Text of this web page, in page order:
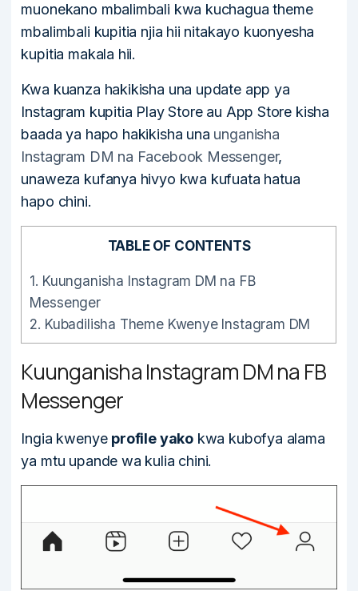
muonekano mbalimbali kwa kuchagua theme
mbalimbali kupitia njia hii nitakayo kuonyesha
kupitia makala hii.
Kwa kuanza hakikisha una update app ya
Instagram kupitia Play Store au App Store kisha
baada ya hapo hakikisha una unganisha
Instagram DM na Facebook Messenger,
unaweza kufanya hivyo kwa kufuata hatua
hapo chini.
TABLE OF CONTENTS
1. Kuunganisha Instagram DM na FB
Messenger
2. Kubadilisha Theme Kwenye Instagram DM
Kuunganisha Instagram DM na FB
Messenger
Ingia kwenye profile yako kwa kubofya alama
ya mtu upande wa kulia chini.